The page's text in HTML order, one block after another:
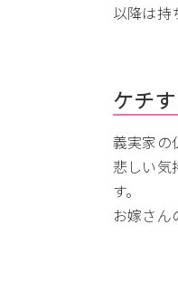
以降は持
ケチ
義実家の
悲しい気
す。
お嫁さ